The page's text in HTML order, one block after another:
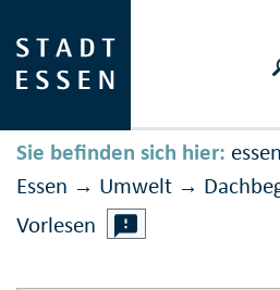
Sie befinden sich hier:
Essen → Umwelt →
Vorlesen